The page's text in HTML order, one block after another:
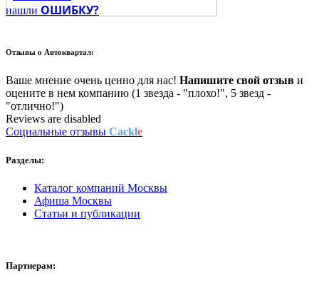
нашли ОШИБКУ?
Отзывы о Автоквартал:
Ваше мнение очень ценно для нас! Напишите свой отзыв и
оцените в нем компанию (1 звезда - "плохо!", 5 звезд -
"отлично!")
Reviews are disabled
Социальные отзывы Cackle
Разделы:
Каталог компаний Москвы
Афиша Москвы
Статьи и публикации
Партнерам: